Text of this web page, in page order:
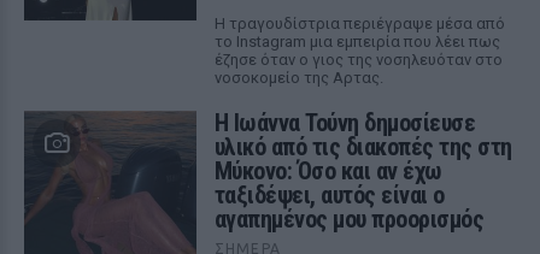
Η τραγουδίστρια περιέγραψε μέσα από
το Instagram μια εμπειρία που λέει πως
έζησε όταν ο γιος της νοσηλευόταν στο
νοσοκομείο της Αρτας.
Η Ιωάννα Τούνη δημοσίευσε
υλικό από τις διακοπές της στη
Μύκονο: Όσο και αν έχω
ταξιδέψει, αυτός είναι ο
αγαπημένος μου προορισμός
ΣΉΜΕΡΑ